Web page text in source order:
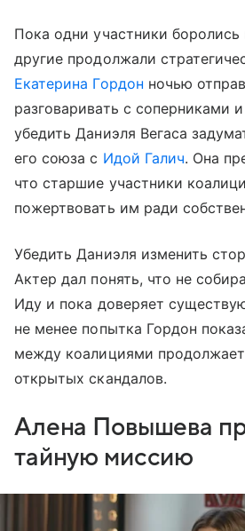
Пока одни участники боролись
другие продолжали
Екатерина Гордон ночью
разговаривать с соперниками
убедить Даниэля Вегаса
его союза с Идой Галич. Она
что старшие участники
пожертвовать им ради
Убедить Даниэля изменить
Актер дал понять, что не
Иду и пока доверяет
не менее попытка Гордон
между коалициями
открытых скандалов.
Алена Повышева
тайную миссию